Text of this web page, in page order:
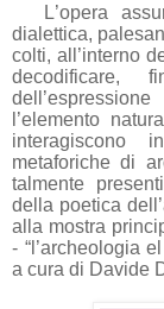
L’opera
dialettica,
colti, all’interno
decodificare,
l’elemento
interagiscono
metaforiche di
talmente
della poetica
alla mostra
- “l’archeologia
a cura di Davide